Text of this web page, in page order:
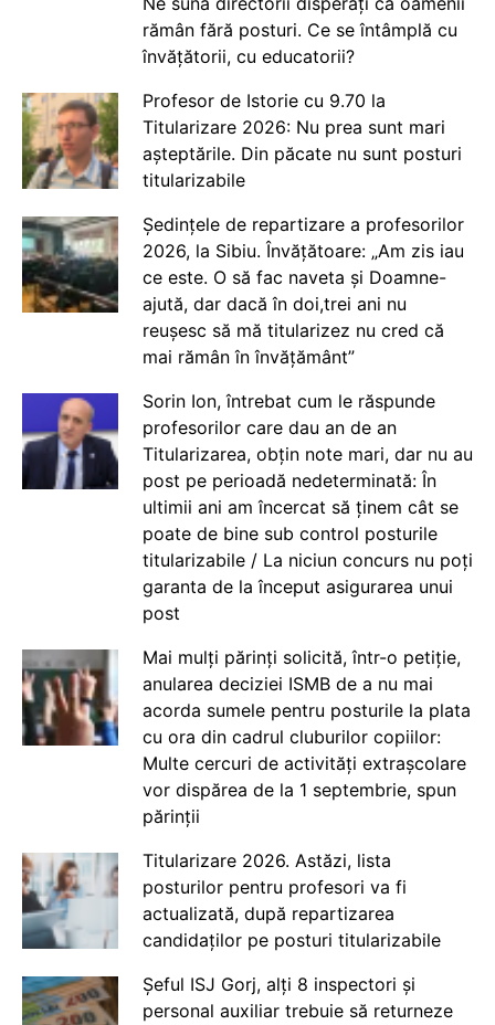
rămân fără posturi. Ce se întâmplă cu
învățătorii, cu educatorii?
Profesor de Istorie cu 9.70 la
Titularizare 2026: Nu prea sunt mari
așteptările. Din păcate nu sunt posturi
titularizabile
Ședințele de repartizare a profesorilor
2026, la Sibiu. Învățătoare: „Am zis iau
ce este. O să fac naveta și Doamne-
ajută, dar dacă în doi,trei ani nu
reușesc să mă titularizez nu cred că
mai rămân în învățământ”
Sorin Ion, întrebat cum le răspunde
profesorilor care dau an de an
Titularizarea, obțin note mari, dar nu au
post pe perioadă nedeterminată: În
ultimii ani am încercat să ținem cât se
poate de bine sub control posturile
titularizabile / La niciun concurs nu poți
garanta de la început asigurarea unui
post
Mai mulți părinți solicită, într-o petiție,
anularea deciziei ISMB de a nu mai
acorda sumele pentru posturile la plata
cu ora din cadrul cluburilor copiilor:
Multe cercuri de activități extrașcolare
vor dispărea de la 1 septembrie, spun
părinții
Titularizare 2026. Astăzi, lista
posturilor pentru profesori va fi
actualizată, după repartizarea
candidaților pe posturi titularizabile
Șeful ISJ Gorj, alți 8 inspectori și
personal auxiliar trebuie să returneze